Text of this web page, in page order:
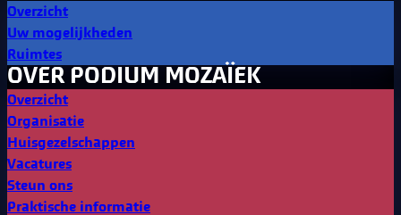
Overzicht
Uw mogelijkheden
Ruimtes
OVER PODIUM MOZAÏEK
Overzicht
Organisatie
Huisgezelschappen
Vacatures
Steun ons
Praktische informatie